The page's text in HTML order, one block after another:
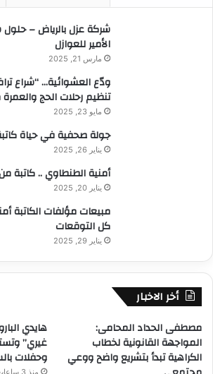
شركة عزل بالرياض –
الأمير للعوازل
مارس 21, 2025
ودّع العشوائية… “شراع
تنظيم رحلات الحج
مايو 23, 2025
جولة صحفية في حياة
يناير 26, 2025
أمنية الطنطاوي .. كاتبة من
يناير 20, 2025
مبيعات مؤلفات الكاتبة
كل التوقعات
يناير 29, 2025
أخر الاخبار
مصطفى الحداد المحامى:
المواجهة القانونية لخطاب
الكراهية تبدأ بتشريع واضح ووعي
هايدي
غيري”
وحفلات
منذ 3 ساعات